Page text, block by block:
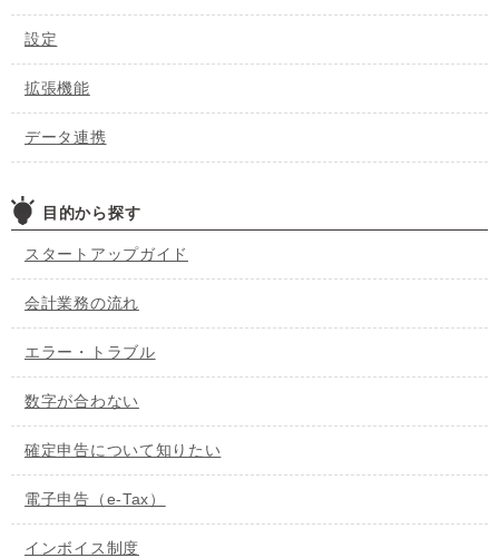
設定
拡張機能
データ連携
目的から探す
スタートアップガイド
会計業務の流れ
エラー・トラブル
数字が合わない
確定申告について知りたい
電子申告（e-Tax）
インボイス制度